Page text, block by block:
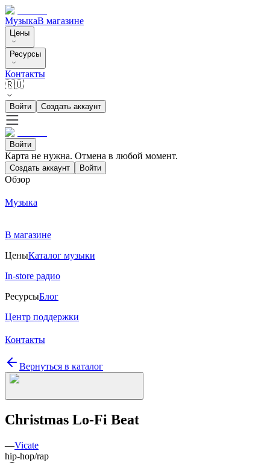
МузыкаВ магазине
Цены
Ресурсы
Контакты
🇷🇺
Войти Создать аккаунт
Войти
Карта не нужна. Отмена в любой момент.
Создать аккаунт Войти
Обзор
Музыка
В магазине
ЦеныКаталог музыки
In-store радио
РесурсыБлог
Центр поддержки
Контакты
Вернуться в каталог
Christmas Lo-Fi Beat
—Vicate
hip-hop/rap